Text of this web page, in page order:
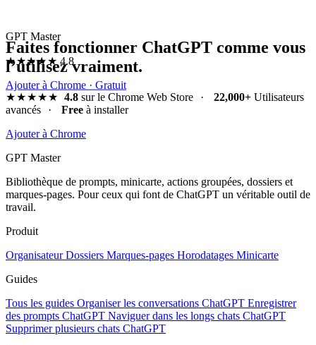
GPT Master
★★★★★ 4.8
Ajouter à Chrome · Gratuit
Faites fonctionner ChatGPT comme vous
l’utilisez vraiment.
★★★★★ 4.8sur le Chrome Web Store · 22,000+Utilisateurs
avancés
· Free à installer
Ajouter à Chrome
GPT Master
Bibliothèque de prompts, minicarte, actions groupées, dossiers et
marques-pages. Pour ceux qui font de ChatGPT un véritable outil de
travail.
Produit
OrganisateurDossiers Marques-pages Horodatages Minicarte
Guides
Tous les guides Organiser les conversations ChatGPT Enregistrer
des prompts ChatGPT Naviguer dans les longs chats ChatGPT
Supprimer plusieurs chats ChatGPT